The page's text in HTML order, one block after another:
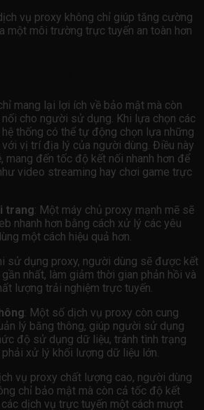
vụ proxy không chỉ giúp tăng cường
một môi trường trực tuyến an toàn hơn
mang lại lợi ích về bảo mật mà còn
cho người sử dụng. Khi lựa chọn các
thống có thể tự động chọn lựa những
vị trí địa lý của người dùng. Điều này
mang đến tốc độ kết nối nhanh hơn để
video streaming hay chơi game trực
trang: Một máy chủ proxy mạnh mẽ sẽ
nhanh hơn bằng cách xử lý các yêu
một cách hiệu quả hơn.
sử dụng proxy, người dùng sẽ được kết
nhất, làm giảm thời gian phản hồi và
lượng trải nghiệm trực tuyến.
: Một số dịch vụ proxy còn cung
lý băng thông, giúp người sử dụng
độ sử dụng dữ liệu, tránh tình trạng
xử lý khối lượng dữ liệu lớn.
vụ proxy chất lượng cao, người dùng
chỉ bảo mật mà còn cả tốc độ kết
dịch vụ trực tuyến một cách mượt